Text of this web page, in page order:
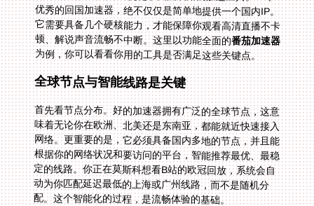
顿、解说声音流畅不中断。这里以功能全面的番茄加速器
为例，你可以看看你用的工具是否满足这些关键点。
全球节点与智能线路是关键
首先看节点分布。好的加速器拥有广泛的全球节点，这意
味着无论你在欧洲、北美还是东南亚，都能就近快速接入
网络。更重要的是，它必须具备国内多地的节点，并且能
根据你的网络状况和要访问的平台，智能推荐最优、最稳
定的线路。你正在莫斯科想看B站的欧冠回放，系统会自
动为你匹配延迟最低的上海或广州线路，而不是随机分
配。这个智能化的过程，是流畅体验的基础。